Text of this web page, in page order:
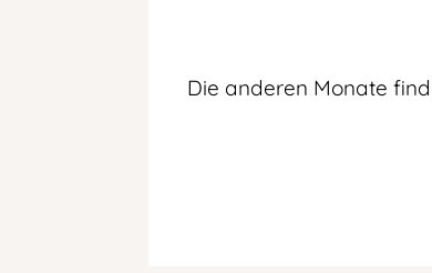
Die anderen Monate